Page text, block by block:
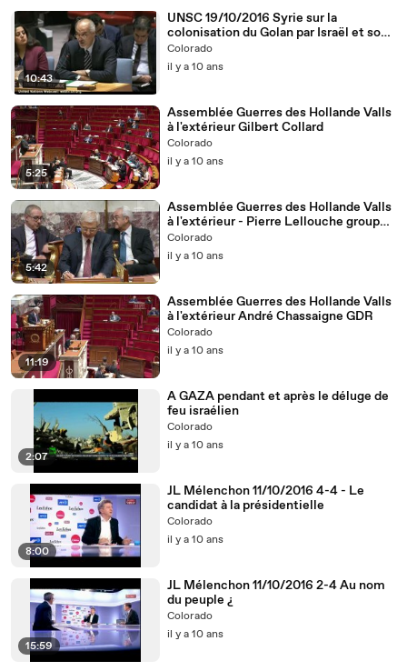
10:43
UNSC 19/10/2016 Syrie sur la
colonisation du Golan par Israël et son
aide aux terroristes
Colorado
il y a 10 ans
5:25
Assemblée Guerres des Hollande Valls
à l'extérieur Gilbert Collard
Colorado
il y a 10 ans
5:42
Assemblée Guerres des Hollande Valls
à l'extérieur - Pierre Lellouche groupe
LR
Colorado
il y a 10 ans
11:19
Assemblée Guerres des Hollande Valls
à l'extérieur André Chassaigne GDR
Colorado
il y a 10 ans
2:07
A GAZA pendant et après le déluge de
feu israélien
Colorado
il y a 10 ans
8:00
JL Mélenchon 11/10/2016 4-4 - Le
candidat à la présidentielle
Colorado
il y a 10 ans
15:59
JL Mélenchon 11/10/2016 2-4 Au nom
du peuple ¿
Colorado
il y a 10 ans